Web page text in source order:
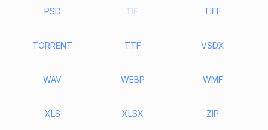
PSD TIF TIFF
TORRENT TTF VSDX
WAV WEBP WMF
XLS XLSX ZIP